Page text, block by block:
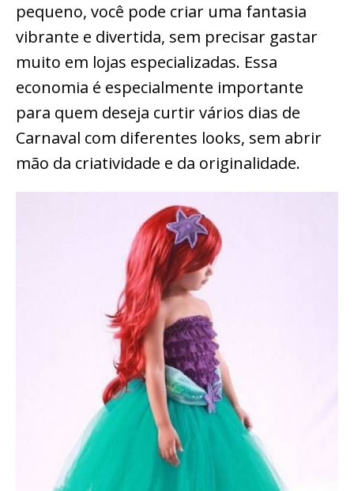
pequeno, você pode criar uma fantasia
vibrante e divertida, sem precisar gastar
muito em lojas especializadas. Essa
economia é especialmente importante
para quem deseja curtir vários dias de
Carnaval com diferentes looks, sem abrir
mão da criatividade e da originalidade.